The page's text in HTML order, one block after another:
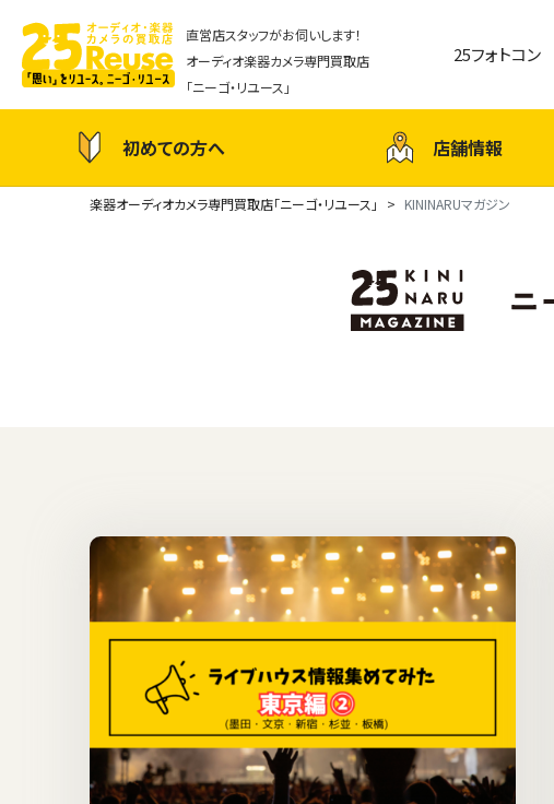
直営店スタッフがお伺いします！
オーディオ楽器カメラ専門買取店
「ニーゴ・リユース」
25フォトコン
初めての方へ 店舗情報
楽器オーディオカメラ専門買取店「ニーゴ・リユース」 KININARUマガジン